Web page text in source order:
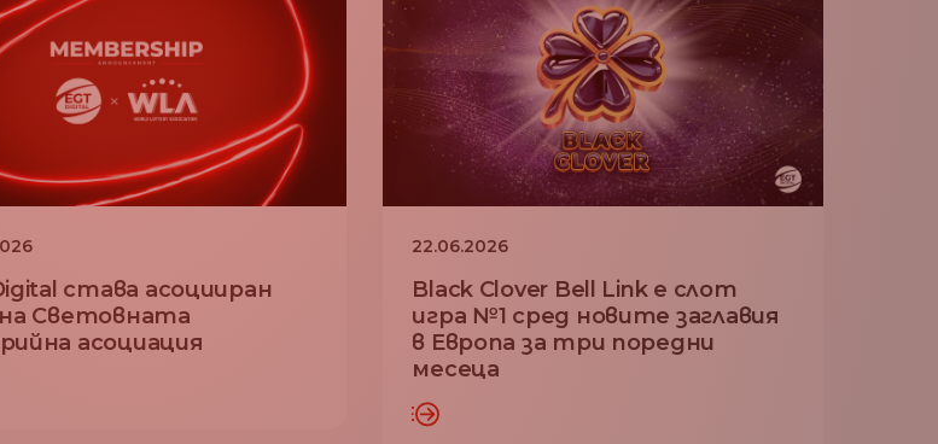
става асоцииран
Световната
асоциация
22.06.2026
Black Clover Bell Link е слот
игра №1 сред новите заглавия
в Европа за три поредни
месеца
ПРОЧЕТЕТЕ ПОВЕЧЕ